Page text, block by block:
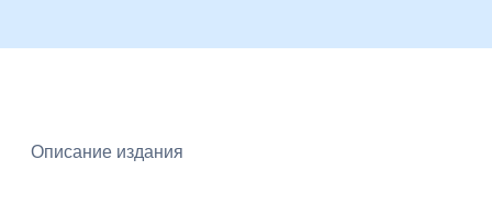
обоснованных
основ
Описание издания